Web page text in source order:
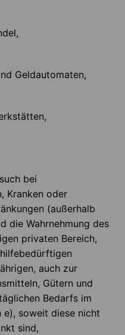
Geldautomaten,
bei
Kranken oder
(außerhalb
die Wahrnehmung des
privaten Bereich,
auch zur
Gütern und
Bedarfs im
e), soweit diese nicht
sind,